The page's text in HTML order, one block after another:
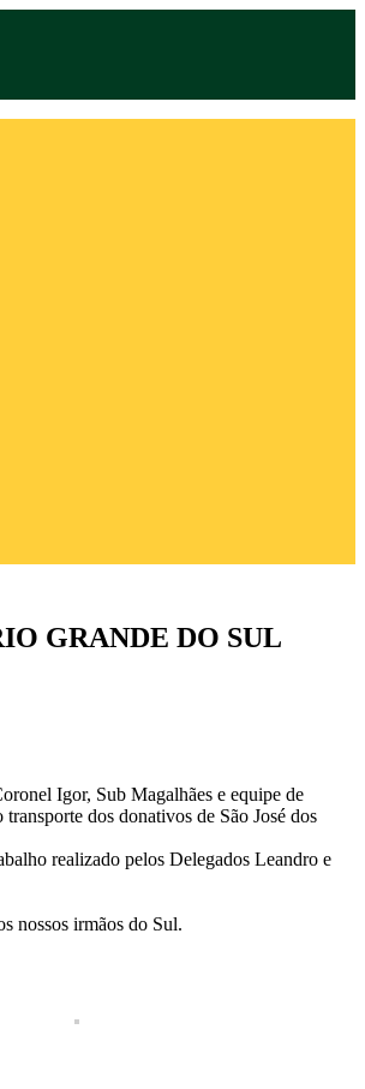
GRANDE DO SUL
Igor, Sub Magalhães e equipe de
dos donativos de São José dos
realizado pelos Delegados Leandro e
nossos irmãos do Sul.